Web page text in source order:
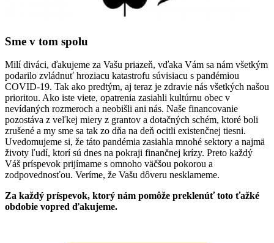
Sme v tom spolu
Milí diváci, ďakujeme za Vašu priazeň, vďaka Vám sa nám všetkým
podarilo zvládnuť hroziacu katastrofu súvisiacu s pandémiou
COVID-19. Tak ako predtým, aj teraz je zdravie nás všetkých našou
prioritou. Ako iste viete, opatrenia zasiahli kultúrnu obec v
nevídaných rozmeroch a neobišli ani nás. Naše financovanie
pozostáva z veľkej miery z grantov a dotačných schém, ktoré boli
zrušené a my sme sa tak zo dňa na deň ocitli existenčnej tiesni.
Uvedomujeme si, že táto pandémia zasiahla mnohé sektory a najmä
životy ľudí, ktorí sú dnes na pokraji finančnej krízy. Preto každý
Váš príspevok prijímame s omnoho väčšou pokorou a
zodpovednosťou. Veríme, že Vašu dôveru nesklameme.
Za každý príspevok, ktorý nám pomôže preklenúť toto ťažké
obdobie vopred ďakujeme.